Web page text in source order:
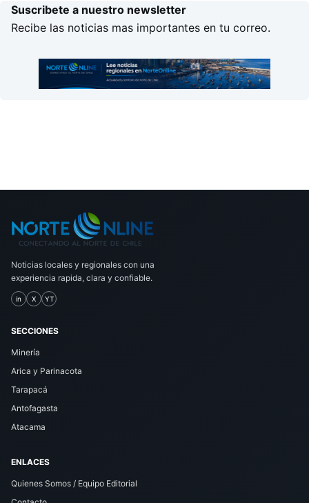
Suscribete a nuestro newsletter
Recibe las noticias mas importantes en tu correo.
Noticias locales y regionales con una
experiencia rapida, clara y confiable.
in X YT
SECCIONES
Minería
Arica y Parinacota
Tarapacá
Antofagasta
Atacama
ENLACES
Quienes Somos / Equipo Editorial